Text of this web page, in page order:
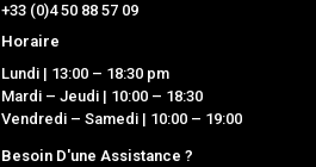
+33 (0)4 50 88 57 09
Horaire
Lundi | 13:00 – 18:30 pm
Mardi – Jeudi | 10:00 – 18:30
Vendredi – Samedi | 10:00 – 19:00
Besoin D'une Assistance ?